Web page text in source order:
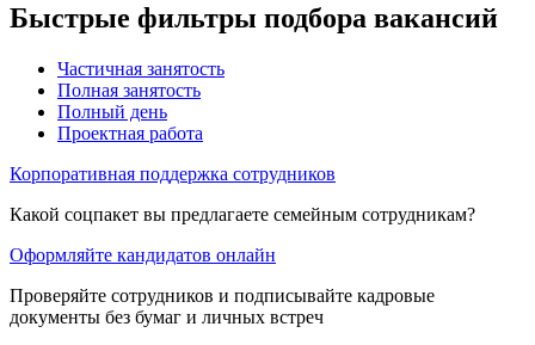
Быстрые фильтры подбора вакансий
Частичная занятость
Полная занятость
Полный день
Проектная работа
Корпоративная поддержка сотрудников
Какой соцпакет вы предлагаете семейным сотрудникам?
Оформляйте кандидатов онлайн
Проверяйте сотрудников и подписывайте кадровые
документы без бумаг и личных встреч